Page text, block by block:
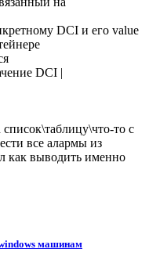
DCI и его value
DCI |
то с
все алармы из
как выводить именно
машинам